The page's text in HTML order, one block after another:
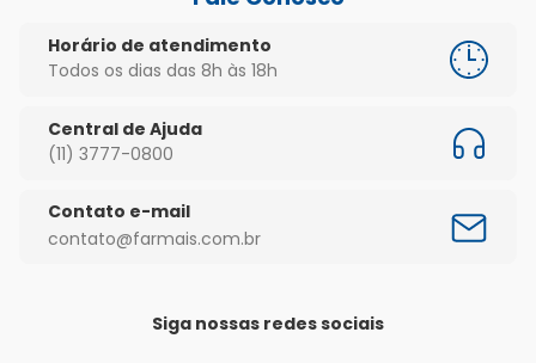
Horário de atendimento
Todos os dias das 8h às 18h
Central de Ajuda
(11) 3777-0800
Contato e-mail
contato@farmais.com.br
Siga nossas redes sociais